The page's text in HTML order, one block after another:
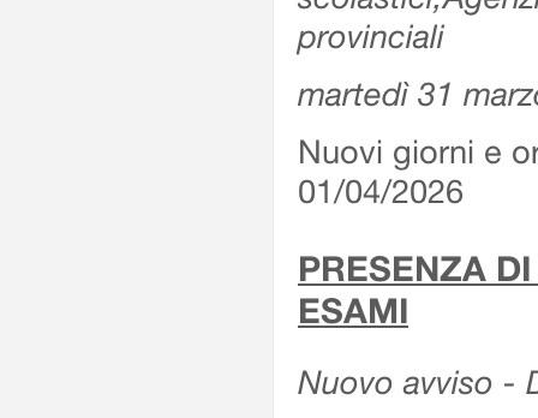
provinciali
martedì 31
Nuovi giorni e
01/04/2026
PRESENZA
ESAMI
Nuovo avviso -